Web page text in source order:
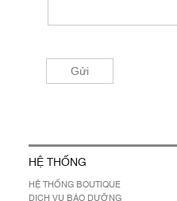
HỆ THỐNG
HỆ THỐNG BOUTIQUE
DỊCH VỤ BẢO DƯỠNG